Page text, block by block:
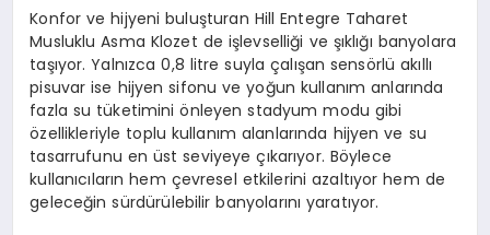
Konfor ve hijyeni buluşturan Hill Entegre Taharet
Musluklu Asma Klozet de işlevselliği ve şıklığı banyolara
taşıyor. Yalnızca 0,8 litre suyla çalışan sensörlü akıllı
pisuvar ise hijyen sifonu ve yoğun kullanım anlarında
fazla su tüketimini önleyen stadyum modu gibi
özellikleriyle toplu kullanım alanlarında hijyen ve su
tasarrufunu en üst seviyeye çıkarıyor. Böylece
kullanıcıların hem çevresel etkilerini azaltıyor hem de
geleceğin sürdürülebilir banyolarını yaratıyor.